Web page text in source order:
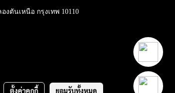
งตันเหนือ กรุงเทพ 10110
ตั้งค่าคุกกี้ ยอมรับทั้งหมด